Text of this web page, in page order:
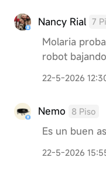
Nancy Rial 7
Molaria
robot
22-5-2026
Nemo 8 Piso
Es un buen
22-5-2026